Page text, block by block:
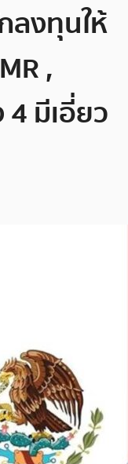
ลงทุนให้
,
มีเอี่ยว